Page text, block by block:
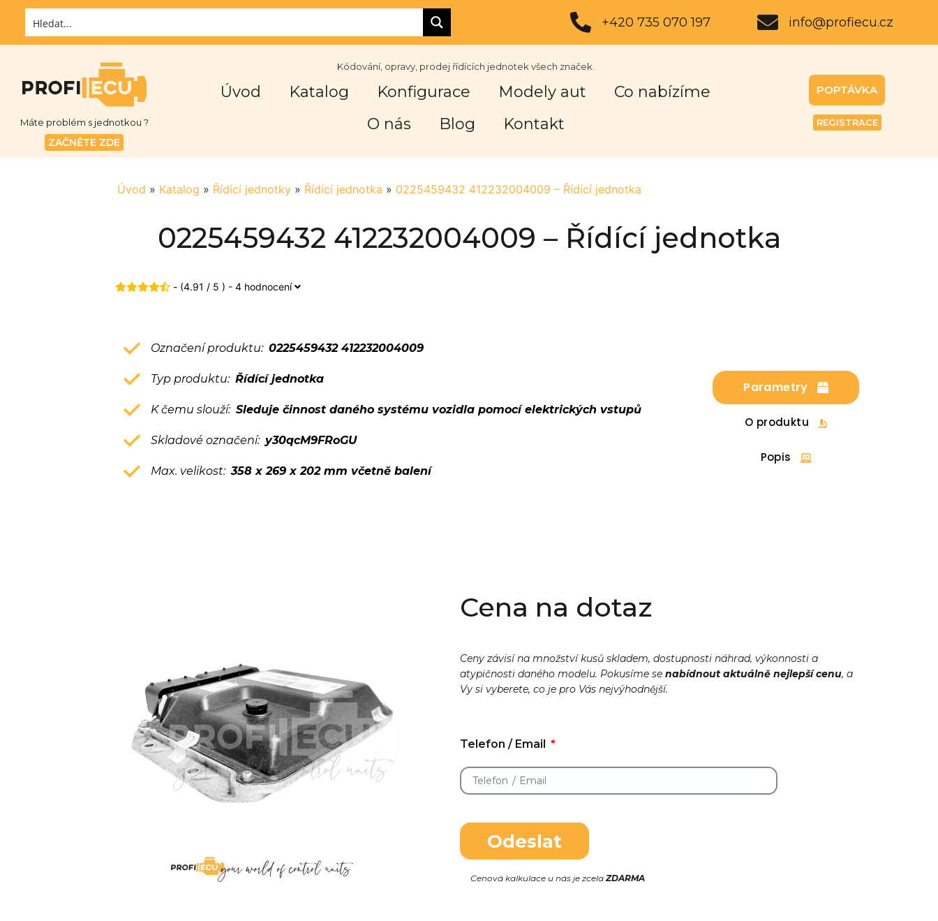
+420 735 070 197 info@profiecu.cz
Máte problém s jednotkou ?
ZAČNĚTE ZDE
Kódování, opravy, prodej řídících jednotek všech značek.
Úvod Katalog Konfigurace Modely aut
Co nabízíme
O nás
Blog Kontakt
POPTÁVKA
REGISTRACE
Úvod » Katalog » Řídící jednotky » Řídící jednotka » 0225459432 412232004009 – Řídící jednotka
0225459432 412232004009 – Řídící jednotka
- (4.91 / 5 ) - 4 hodnocení
Parametry
O produktu
Popis
Označení produktu: 0225459432 412232004009
Typ produktu: Řídící jednotka
K čemu slouží: Sleduje činnost daného systému vozidla pomocí elektrických vstupů
Skladové označení: y30qcM9FRoGU
Max. velikost:358 x 269 x 202 mm včetně balení
Cena na dotaz
Ceny závisí na množství kusů skladem, dostupnosti náhrad, výkonnosti a
atypičnosti daného modelu. Pokusíme senabídnout aktuálně nejlepší cenu, a
Vy si vyberete, co je pro Vás nejvýhodnější.
Telefon / Email
Odeslat
Cenová kalkulace u nás je zcelaZDARMA